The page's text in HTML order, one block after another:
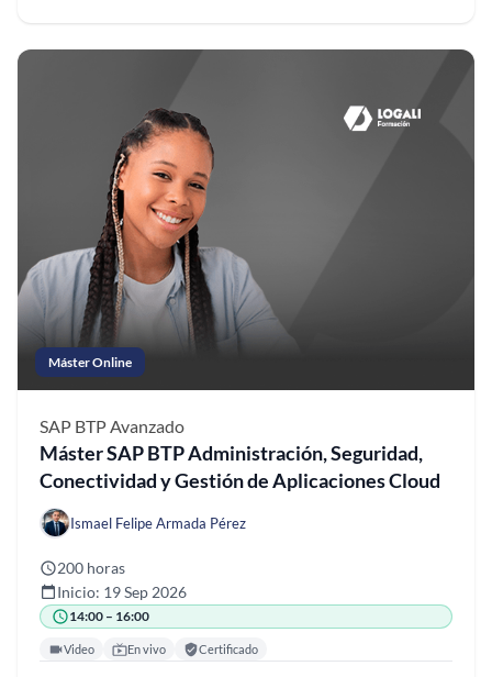
Máster Online
SAP BTP Avanzado
Máster SAP BTP Administración, Seguridad,
Conectividad y Gestión de Aplicaciones Cloud
Ismael Felipe Armada Pérez
200 horas
Inicio: 19 Sep 2026
14:00 – 16:00
Video En vivo Certificado